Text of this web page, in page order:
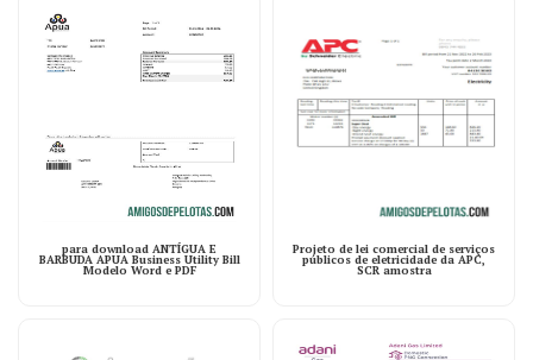
para download ANTÍGUA E
BARBUDA APUA Business Utility Bill
Modelo Word e PDF
Projeto de lei comercial de serviços
públicos de eletricidade da APC,
SCR amostra